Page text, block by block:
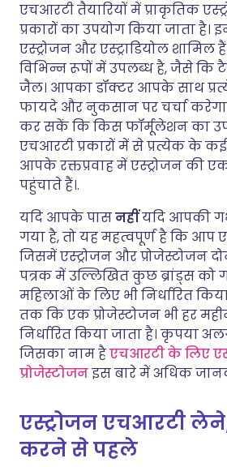
एचआरटी तैयारियों में प्राकृतिक
प्रकारों का उपयोग किया जाता है।
एस्ट्रोजन और एस्ट्राडियोल शामिल
विभिन्न रूपों में उपलब्ध है, जैसे कि
जैल। आपका डॉक्टर आपके साथ
फायदे और नुकसान पर चर्चा
कर सकें कि किस फॉर्मूलेशन का
एचआरटी प्रकारों में से प्रत्येक के कई
आपके रक्तप्रवाह में एस्ट्रोजन की
पहुंचाते हैं।.
यदि आपके पासनहींयदि आपकी
गया है, तो यह महत्वपूर्ण है कि आप
जिसमें एस्ट्रोजन और प्रोजेस्टोजन
पत्रक में उल्लिखित कुछ ब्रांड्स को
महिलाओं के लिए भी निर्धारित
तक कि एक प्रोजेस्टोजन भी हर
निर्धारित किया जाता है। कृपया
जिसका नाम हैएचआरटी के लिए
प्रोजेस्टोजनइस बारे में अधिक
एस्ट्रोजन एचआरटी
करने से पहले